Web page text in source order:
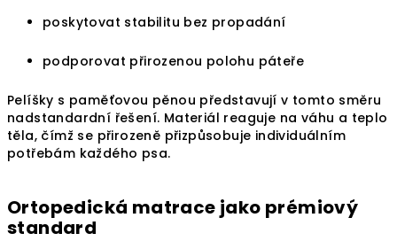
poskytovat stabilitu bez propadání
podporovat přirozenou polohu páteře
Pelíšky s paměťovou pěnou představují v tomto směru
nadstandardní řešení. Materiál reaguje na váhu a teplo
těla, čímž se přirozeně přizpůsobuje individuálním
potřebám každého psa.
Ortopedická matrace jako prémiový
standard